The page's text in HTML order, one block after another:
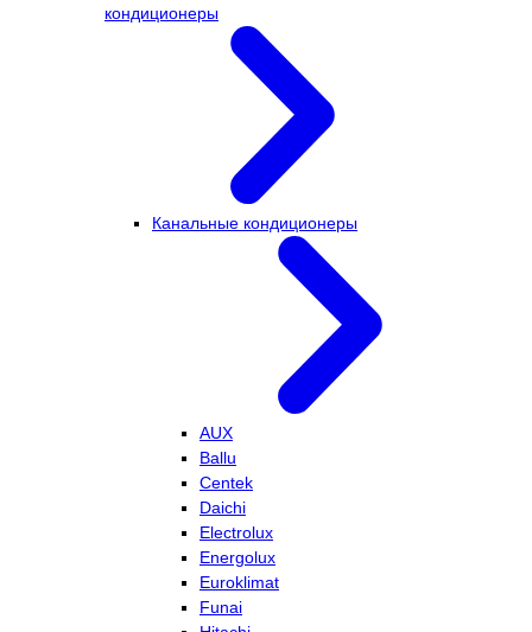
кондиционеры
Канальные кондиционеры
AUX
Ballu
Centek
Daichi
Electrolux
Energolux
Euroklimat
Funai